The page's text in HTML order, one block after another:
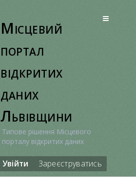
Місцевий
портал
відкритих
даних
Львівщини
Типове рішення Місцевого
порталу відкритих даних
Увійти Зареєструватись